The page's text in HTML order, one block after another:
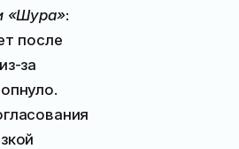
«Шура»:
после
за